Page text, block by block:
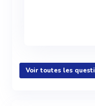
Voir toutes les